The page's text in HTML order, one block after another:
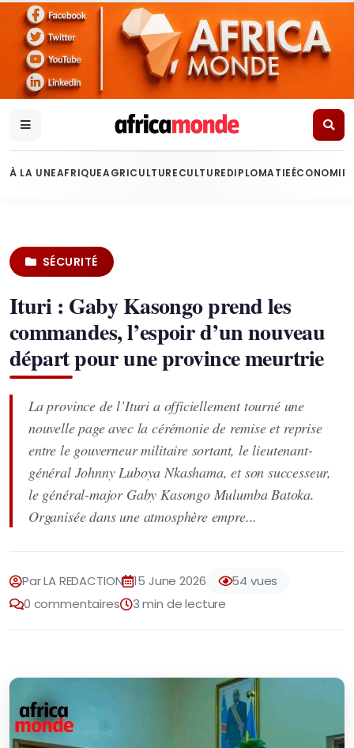
À LA UNEAFRIQUEAGRICULTURECULTUREDIPLOMATIEÉCONOMIE
SÉCURITÉ
Ituri : Gaby Kasongo prend les
commandes, l’espoir d’un nouveau
départ pour une province meurtrie
La province de l’Ituri a officiellement tourné une
nouvelle page avec la cérémonie de remise et reprise
entre le gouverneur militaire sortant, le lieutenant-
général Johnny Luboya Nkashama, et son successeur,
le général-major Gaby Kasongo Mulumba Batoka.
Organisée dans une atmosphère empre...
Par LA REDACTION 15 June 2026
54 vues
0 commentaires
3 min de lecture